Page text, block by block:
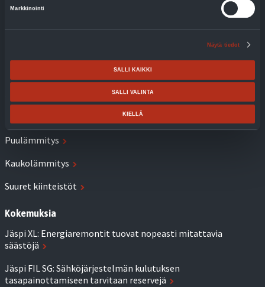
Markkinointi
Näytä tiedot
SALLI KAIKKI
SALLI VALINTA
KIELLÄ
Lämmitys
Puulämmitys
Kaukolämmitys
Suuret kiinteistöt
Kokemuksia
Jäspi XL: Energiaremontit tuovat nopeasti mitattavia
säästöjä
Jäspi FIL SG: Sähköjärjestelmän kulutuksen
tasapainottamiseen tarvitaan reservejä